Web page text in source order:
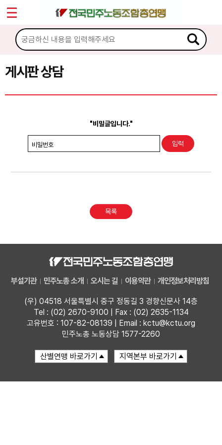
게시판 상담
"비밀글입니다."
비밀번호
목록
부설기관 민주노총 소개 오시는 길 이용약관 개인정보처리방침
(우) 04518 서울특별시 중구 정동길 3 경향신문사 14층
Tel : (02) 2670-9100 | Fax : (02) 2635-1134
고유번호 : 107-82-08139 | Email : kctu@kctu.org
민주노총 노동상담 1577-2260
마이페이지
소개
소식
노동상담
권리찾기수첩 검색
찾아보기
Sketchbook5, 스케치북5
Sketchbook5, 스케치북5